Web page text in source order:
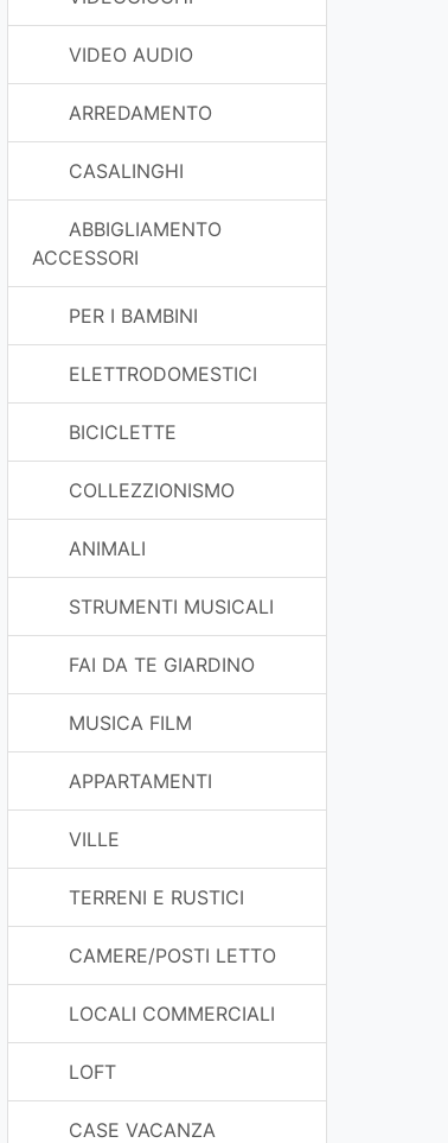
VIDEO AUDIO
ARREDAMENTO
CASALINGHI
ABBIGLIAMENTO
ACCESSORI
PER I BAMBINI
ELETTRODOMESTICI
BICICLETTE
COLLEZZIONISMO
ANIMALI
STRUMENTI MUSICALI
FAI DA TE GIARDINO
MUSICA FILM
APPARTAMENTI
VILLE
TERRENI E RUSTICI
CAMERE/POSTI LETTO
LOCALI COMMERCIALI
LOFT
CASE VACANZA